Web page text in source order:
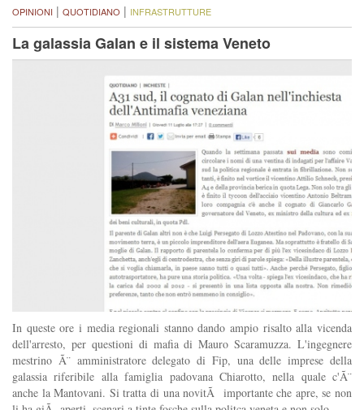
OPINIONI | QUOTIDIANO | INFRASTRUTTURE
La galassia Galan e il sistema Veneto
In queste ore i media regionali stanno dando ampio risalto alla vicenda
dell'arresto, per questioni di mafia di Mauro Scaramuzza. L'ingegnere
mestrino Ã¨ amministratore delegato di Fip, una delle imprese della
galassia riferibile alla famiglia padovana Chiarotto, nella quale c'Ã¨
anche la Mantovani. Si tratta di una novitÃ importante che apre, se non